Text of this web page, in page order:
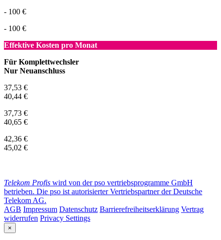
- 100 €
- 100 €
Effektive Kosten pro Monat
Für Komplettwechsler
Nur Neuanschluss
37,53 €
40,44 €
37,73 €
40,65 €
42,36 €
45,02 €
Telekom Profis wird von der pso vertriebsprogramme GmbH
betrieben. Die pso ist autorisierter Vertriebspartner der Deutsche
Telekom AG.
AGB Impressum Datenschutz Barrierefreiheitserklärung Vertrag
widerrufen Privacy Settings
×